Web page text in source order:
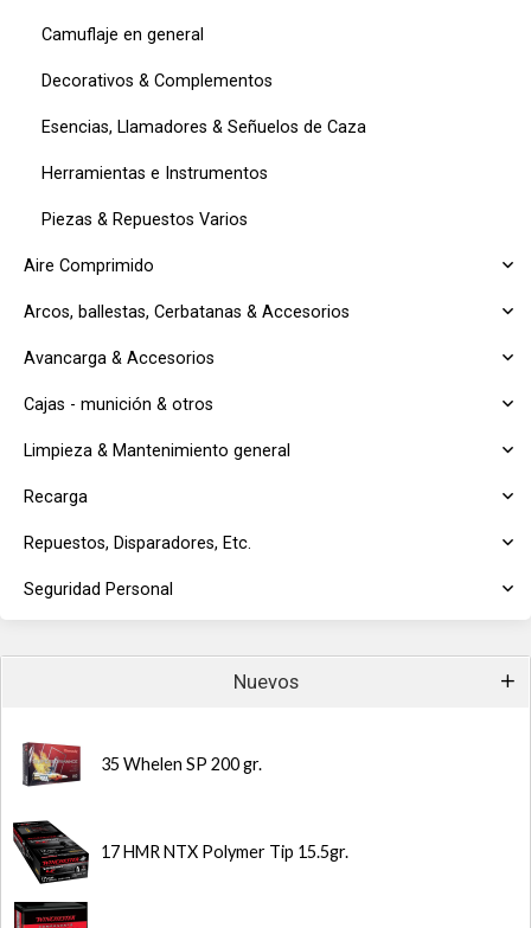
Camuflaje en general
Decorativos & Complementos
Esencias, Llamadores & Señuelos de Caza
Herramientas e Instrumentos
Piezas & Repuestos Varios
Aire Comprimido
Arcos, ballestas, Cerbatanas & Accesorios
Avancarga & Accesorios
Cajas - munición & otros
Limpieza & Mantenimiento general
Recarga
Repuestos, Disparadores, Etc.
Seguridad Personal
Nuevos
35 Whelen SP 200 gr.
17 HMR NTX Polymer Tip 15.5gr.